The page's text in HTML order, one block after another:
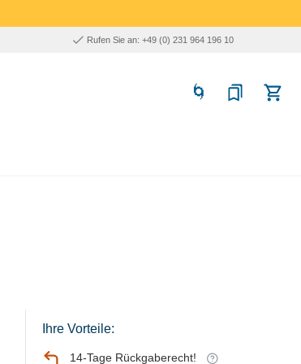
Rufen Sie an: +49 (0) 231 964 196 10
Ihre Vorteile:
14-Tage Rückgaberecht!